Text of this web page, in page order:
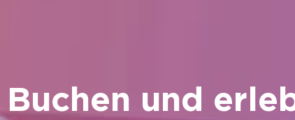
Buchen und